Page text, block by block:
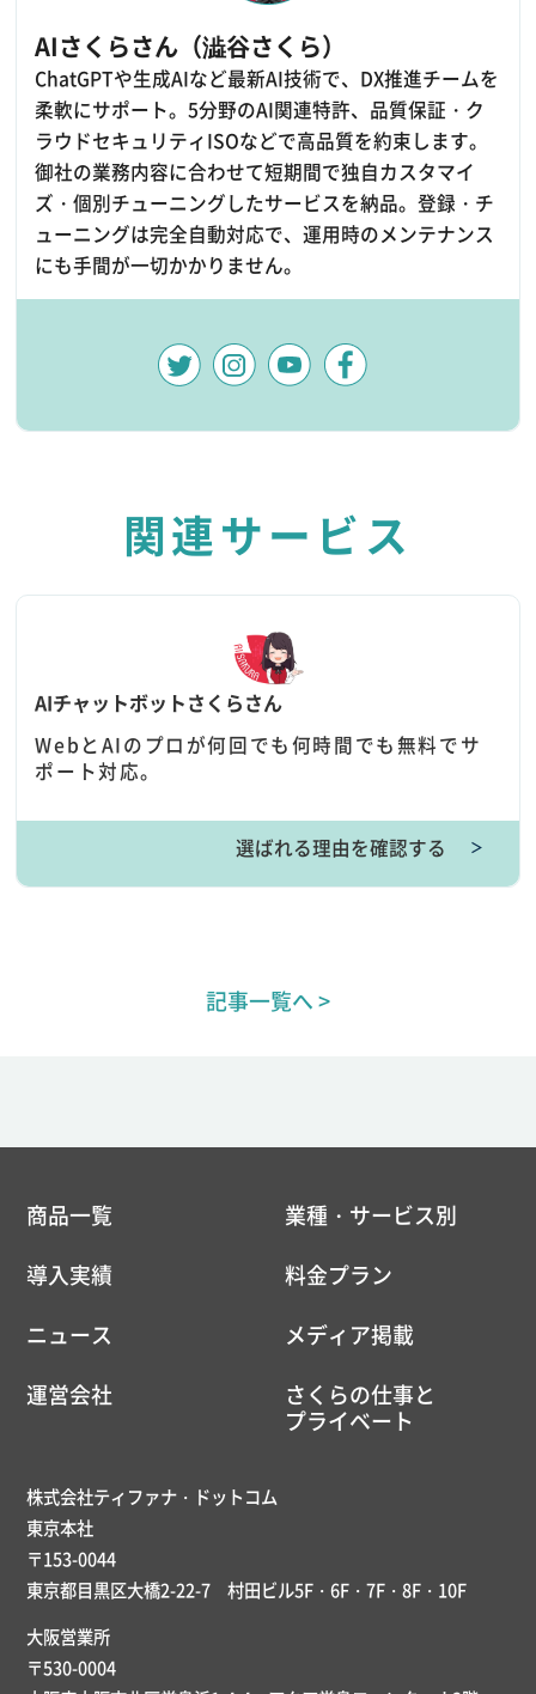
AIさくらさん（澁谷さくら）
ChatGPTや生成AIなど最新AI技術で、DX推進チームを
柔軟にサポート。5分野のAI関連特許、品質保証・ク
ラウドセキュリティISOなどで高品質を約束します。
御社の業務内容に合わせて短期間で独自カスタマイ
ズ・個別チューニングしたサービスを納品。登録・チ
ューニングは完全自動対応で、運用時のメンテナンス
にも手間が一切かかりません。
関連サービス
AIチャットボットさくらさん
WebとAIのプロが何回でも何時間でも無料でサ
ポート対応。
選ばれる理由を確認する ＞
記事一覧へ >
商品一覧
業種・サービス別
導入実績
料金プラン
ニュース
メディア掲載
運営会社
さくらの仕事と
プライベート
株式会社ティファナ・ドットコム
東京本社
〒153-0044
東京都目黒区大橋2-22-7 村田ビル5F・6F・7F・8F・10F
大阪営業所
〒530-0004